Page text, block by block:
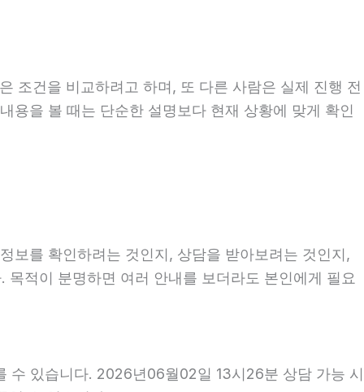
조건을 비교하려고 하며, 또 다른 사람은 실제 진행 전
을 볼 때는 단순한 설명보다 현재 상황에 맞게 확인
보를 확인하려는 것인지, 상담을 받아보려는 것인지,
적이 분명하면 여러 안내를 보더라도 본인에게 필요
수 있습니다. 2026년06월02일 13시26분 상담 가능 시